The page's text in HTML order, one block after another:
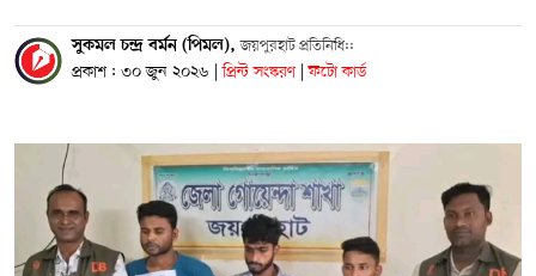
সুকমল চন্দ্র বর্মন (পিমল),জয়পুরহাট প্রতিনিধি::
প্রকাশ : ৩০ জুন ২০২৬ | প্রিন্ট সংস্করণ | ফটো কার্ড